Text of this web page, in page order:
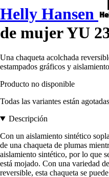
Helly Hansen
de mujer YU
Una chaqueta acolchada
estampados gráficos y
Producto no disponible
Todas las variantes están agotadas
Descripción
Con un aislamiento sintético
de una chaqueta de plumas
aislamiento sintético, por lo que
está mojado. Con una variedad
reversible, esta chaqueta se